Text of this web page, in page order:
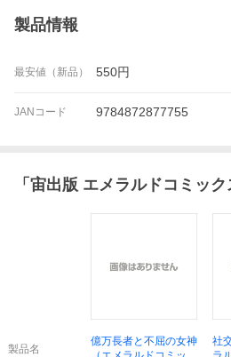
製品情報
最安値（新品） 550円
JANコード 9784872877755
「 宙出版 エメラルドコミック
製品名
億万長者と不屈の女神
社